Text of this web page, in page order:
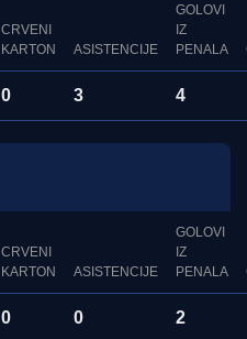
CRVENI
KARTON
ASISTENCIJE
GOLOVI
IZ
PENALA
0 3 4
CRVENI
KARTON
ASISTENCIJE
GOLOVI
IZ
PENALA
0 0 2